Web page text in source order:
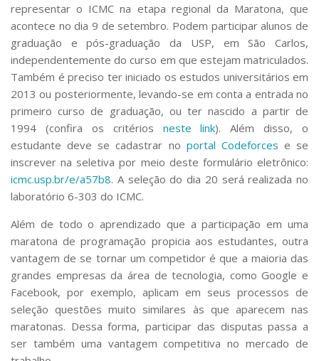
representar o ICMC na etapa regional da Maratona, que
acontece no dia 9 de setembro. Podem participar alunos de
graduação e pós-graduação da USP, em São Carlos,
independentemente do curso em que estejam matriculados.
Também é preciso ter iniciado os estudos universitários em
2013 ou posteriormente, levando-se em conta a entrada no
primeiro curso de graduação, ou ter nascido a partir de
1994 (confira os critérios neste link). Além disso, o
estudante deve se cadastrar no portal Codeforces e se
inscrever na seletiva por meio deste formulário eletrônico:
icmc.usp.br/e/a57b8. A seleção do dia 20 será realizada no
laboratório 6-303 do ICMC.
Além de todo o aprendizado que a participação em uma
maratona de programação propicia aos estudantes, outra
vantagem de se tornar um competidor é que a maioria das
grandes empresas da área de tecnologia, como Google e
Facebook, por exemplo, aplicam em seus processos de
seleção questões muito similares às que aparecem nas
maratonas. Dessa forma, participar das disputas passa a
ser também uma vantagem competitiva no mercado de